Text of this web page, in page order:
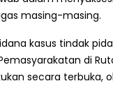
masing-masing.
kasus tindak
di
secara terbuka,